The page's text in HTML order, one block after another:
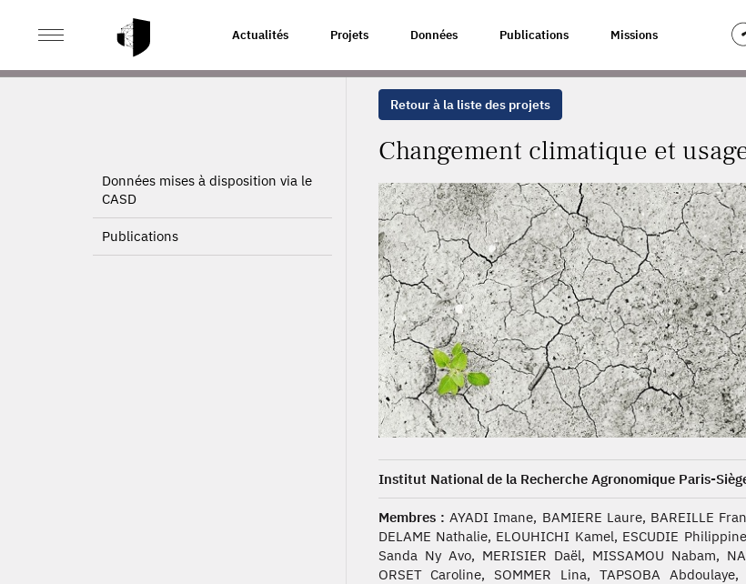
Actualités Projets Données Publications Missions
ACCUEIL CHANGEMENT CLIMATIQUE ET USAGE DES TERRES
Données mises à disposition via le
CASD
Publications
Retour à la liste des projets
Changement climatique et
Institut National de la Recherche Agronomique Paris-
Membres : AYADI Imane, BAMIERE Laure, BAREILLE
DELAME Nathalie, ELOUHICHI Kamel, ESCUDIE
Sanda Ny Avo, MERISIER Daël, MISSAMOU Nabam,
ORSET Caroline, SOMMER Lina, TAPSOBA